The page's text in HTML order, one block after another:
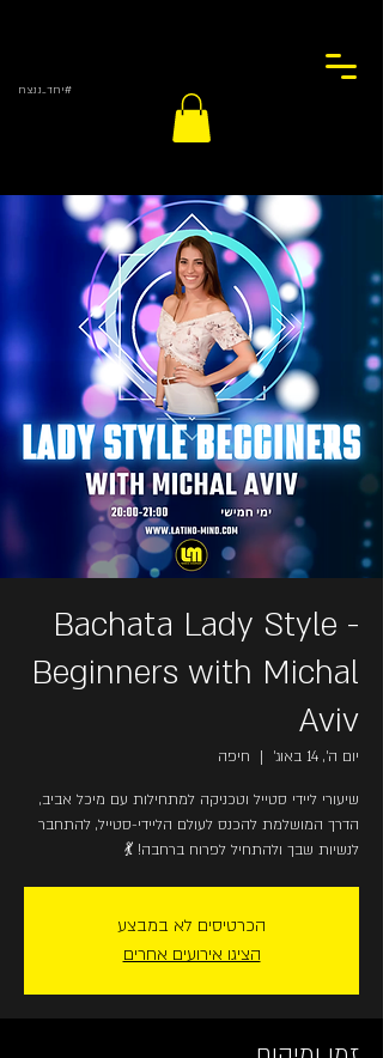
#יחד_ננצח
Bachata Lady Style -
Beginners with Michal
Aviv
יום ה׳, 14 באוג׳
  |
חיפה
שיעורי ליידי סטייל וטכניקה למתחילות עם מיכל אביב,
הדרך המושלמת להכנס לעולם הליידי-סטייל, להתחבר
לנשיות שבך ולהתחיל לפרוח ברחבה! 💃
הכרטיסים לא במבצע
הציגו אירועים אחרים